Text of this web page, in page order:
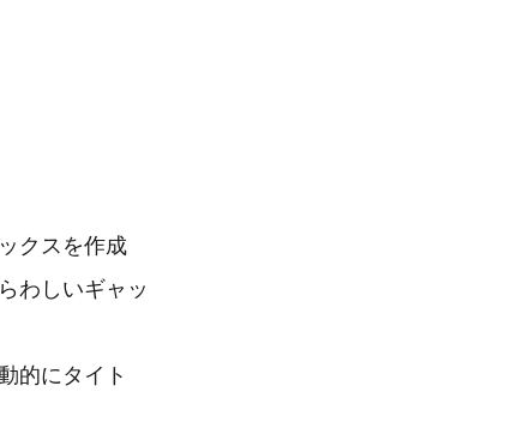
クスを作成
わしいギャッ
的にタイト